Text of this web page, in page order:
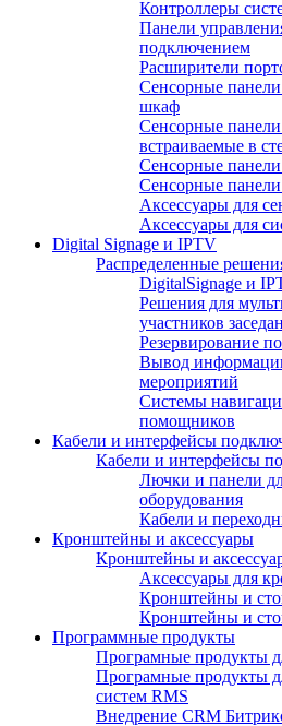
Контроллеры
Панели
подключением
Расширители
Сенсорные
шкаф
Сенсорные
встраиваемые в
Сенсорные
Сенсорные
Аксессуары для
Аксессуары для
Digital Signage и IPTV
Распределенные
DigitalSignage и
Решения для
участников
Резервирование
Вывод
мероприятий
Системы
помощников
Кабели и интерфейсы
Кабели и интерфейсы
Лючки и панели
оборудования
Кабели и
Кронштейны и аксессуары
Кронштейны и
Аксессуары для
Кронштейны и
Кронштейны и
Программные продукты
Програмные продукты
Програмные продукты
систем RMS
Внедрение CRM